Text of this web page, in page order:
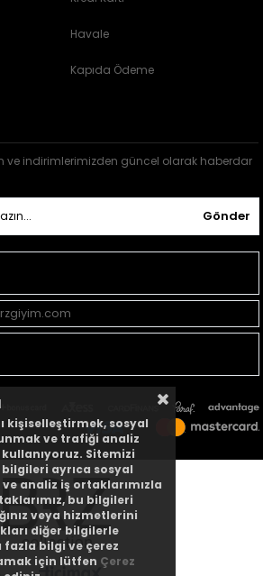
Havale
Kapıda Ödeme
ve indirimlerimizden güncel olarak haberdar
Gönder
kişiselleştirmek, sosyal
ve trafiği analiz
Sitemizi
bilgileri ayrıca sosyal
analiz iş ortaklarımızla
bu bilgileri
veya hizmetlerini
diğer bilgilerle
bilgi ve çerez
için lütfen Çerez
HATTI